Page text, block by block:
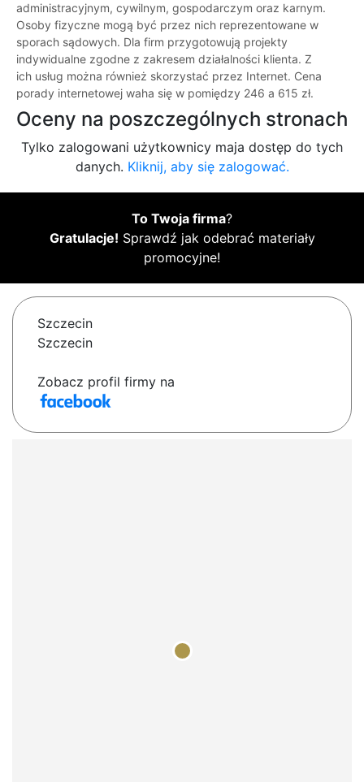
administracyjnym, cywilnym, gospodarczym oraz karnym.
Osoby fizyczne mogą być przez nich reprezentowane w
sporach sądowych. Dla firm przygotowują projekty
indywidualne zgodne z zakresem działalności klienta. Z
ich usług można również skorzystać przez Internet. Cena
porady internetowej waha się w pomiędzy 246 a 615 zł.
Oceny na poszczególnych stronach
Tylko zalogowani użytkownicy maja dostęp do tych
danych. Kliknij, aby się zalogować.
To Twoja firma?
Gratulacje! Sprawdź jak odebrać materiały
promocyjne!
Szczecin
Szczecin
Zobacz profil firmy na